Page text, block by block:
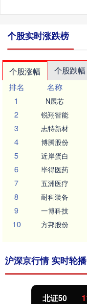
个股实时涨跌榜
个股涨幅 个股跌幅
排名
名称
1
N展芯
2 锐翔智能
3 志特新材
4 博腾股份
5 近岸蛋白
6 毕得医药
7 五洲医疗
8 耐科装备
9 一博科技
10 方邦股份
沪深京行情 实时轮播
北证50